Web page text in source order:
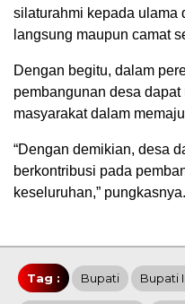
silaturahmi kepada ulama
langsung maupun camat
Dengan begitu, dalam
pembangunan desa
masyarakat dalam
“Dengan demikian, desa
berkontribusi pada
keseluruhan,” pungkasnya.
Tag : Bupati Bupati